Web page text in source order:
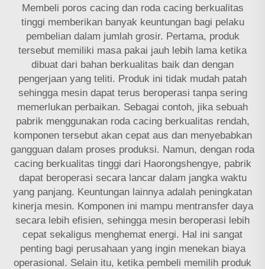
Membeli poros cacing dan roda cacing berkualitas
tinggi memberikan banyak keuntungan bagi pelaku
pembelian dalam jumlah grosir. Pertama, produk
tersebut memiliki masa pakai jauh lebih lama ketika
dibuat dari bahan berkualitas baik dan dengan
pengerjaan yang teliti. Produk ini tidak mudah patah
sehingga mesin dapat terus beroperasi tanpa sering
memerlukan perbaikan. Sebagai contoh, jika sebuah
pabrik menggunakan roda cacing berkualitas rendah,
komponen tersebut akan cepat aus dan menyebabkan
gangguan dalam proses produksi. Namun, dengan roda
cacing berkualitas tinggi dari Haorongshengye, pabrik
dapat beroperasi secara lancar dalam jangka waktu
yang panjang. Keuntungan lainnya adalah peningkatan
kinerja mesin. Komponen ini mampu mentransfer daya
secara lebih efisien, sehingga mesin beroperasi lebih
cepat sekaligus menghemat energi. Hal ini sangat
penting bagi perusahaan yang ingin menekan biaya
operasional. Selain itu, ketika pembeli memilih produk